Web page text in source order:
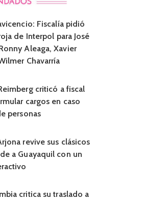
Fiscalía pidió
de Interpol para José
Aleaga, Xavier
Chavarría
criticó a fiscal
cargos en caso
personas
revive sus clásicos
a Guayaquil con un
critica su traslado a